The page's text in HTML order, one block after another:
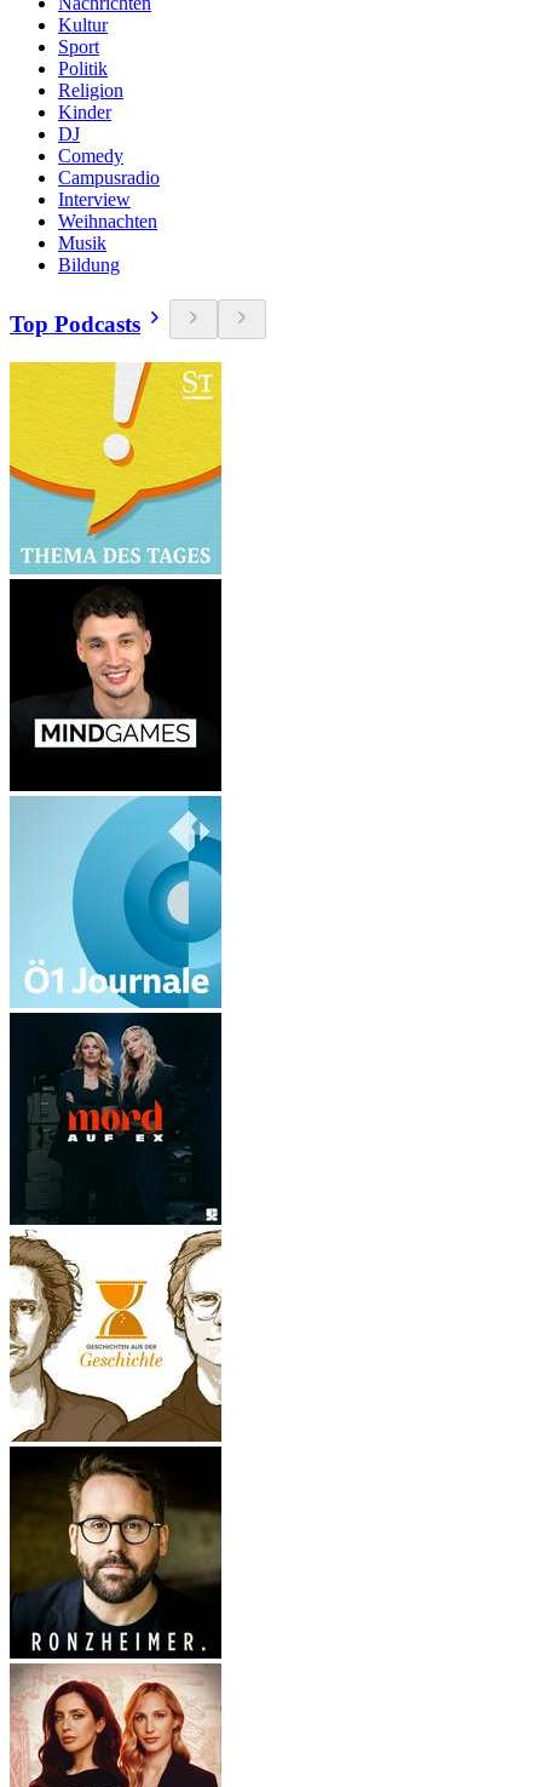
Kultur
Sport
Politik
Religion
Kinder
DJ
Comedy
Campusradio
Interview
Weihnachten
Musik
Bildung
Top Podcasts